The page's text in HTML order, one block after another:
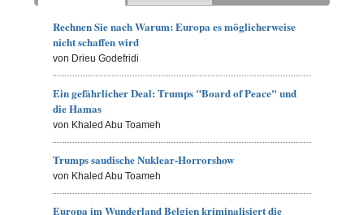
Rechnen Sie nach Warum: Europa es möglicherweise
nicht schaffen wird
von Drieu Godefridi
Ein gefährlicher Deal: Trumps "Board of Peace" und
die Hamas
von Khaled Abu Toameh
Trumps saudische Nuklear-Horrorshow
von Khaled Abu Toameh
Europa im Wunderland Belgien kriminalisiert die